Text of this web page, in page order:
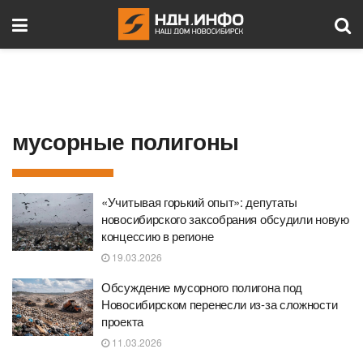
мусорные полигоны
«Учитывая горький опыт»: депутаты
новосибирского заксобрания обсудили новую
концессию в регионе
19.03.2026
Обсуждение мусорного полигона под
Новосибирском перенесли из-за сложности
проекта
11.03.2026